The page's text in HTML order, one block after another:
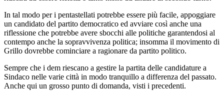
In tal modo per i pentastellati potrebbe essere più facile, appoggiare
un candidato del partito democratico ed avviare così anche una
riflessione che potrebbe avere sbocchi alle politiche garantendosi al
contempo anche la sopravvivenza politica; insomma il movimento di
Grillo dovrebbe cominciare a ragionare da partito politico.
Sempre che i dem riescano a gestire la partita delle candidature a
Sindaco nelle varie città in modo tranquillo a differenza del passato.
Anche qui un grosso punto di domanda, visti i precedenti.